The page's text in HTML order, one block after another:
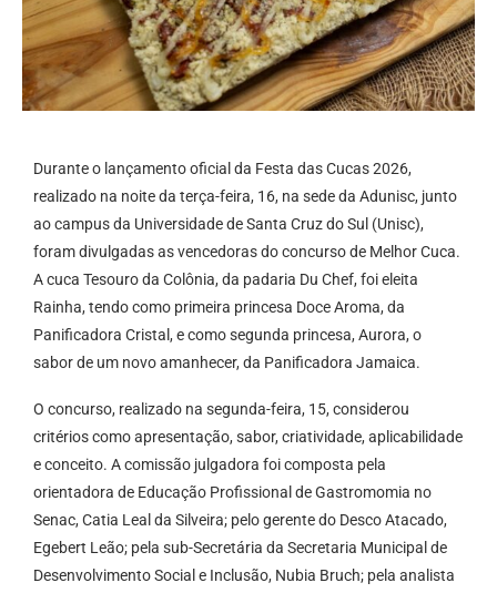
Durante o lançamento oficial da Festa das Cucas 2026,
realizado na noite da terça-feira, 16, na sede da Adunisc, junto
ao campus da Universidade de Santa Cruz do Sul (Unisc),
foram divulgadas as vencedoras do concurso de Melhor Cuca.
A cuca Tesouro da Colônia, da padaria Du Chef, foi eleita
Rainha, tendo como primeira princesa Doce Aroma, da
Panificadora Cristal, e como segunda princesa, Aurora, o
sabor de um novo amanhecer, da Panificadora Jamaica.
O concurso, realizado na segunda-feira, 15, considerou
critérios como apresentação, sabor, criatividade, aplicabilidade
e conceito. A comissão julgadora foi composta pela
orientadora de Educação Profissional de Gastromomia no
Senac, Catia Leal da Silveira; pelo gerente do Desco Atacado,
Egebert Leão; pela sub-Secretária da Secretaria Municipal de
Desenvolvimento Social e Inclusão, Nubia Bruch; pela analista